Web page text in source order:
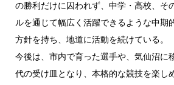
の勝利だけに囚われず、中学・高校、そ
ルを通じて幅広く活躍できるような中期
方針を持ち、地道に活動を続けている。
今後は、市内で育った選手や、気仙沼に
代の受け皿となり、本格的な競技を楽し